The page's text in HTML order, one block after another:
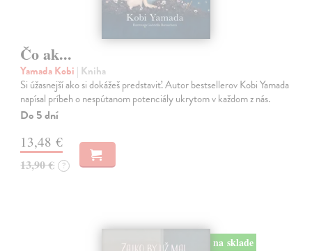
Čo ak...
Yamada Kobi | Kniha
Si úžasnejší ako si dokážeš predstaviť. Autor bestsellerov Kobi Yamada
napísal príbeh o nespútanom potenciály ukrytom v každom z nás.
Do 5 dní
13,48 €
13,90 € ?
na sklade